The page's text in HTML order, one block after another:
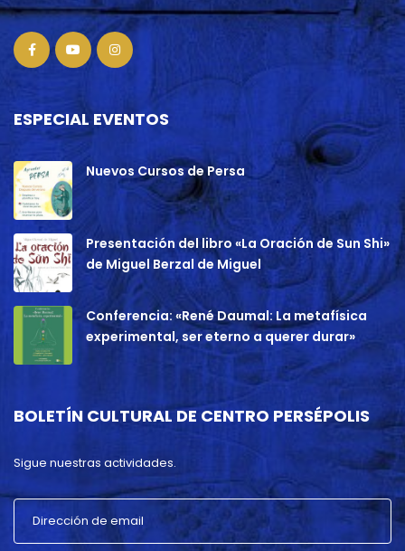
ESPECIAL EVENTOS
Nuevos Cursos de Persa
Presentación del libro «La Oración de Sun Shi»
de Miguel Berzal de Miguel
Conferencia: «René Daumal: La metafísica
experimental, ser eterno a querer durar»
BOLETÍN CULTURAL DE CENTRO PERSÉPOLIS
Sigue nuestras actividades.